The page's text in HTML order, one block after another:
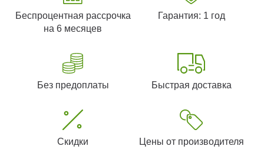
Беспроцентная рассрочка
на 6 месяцев
Гарантия: 1 год
Без предоплаты Быстрая доставка
Скидки Цены от производителя